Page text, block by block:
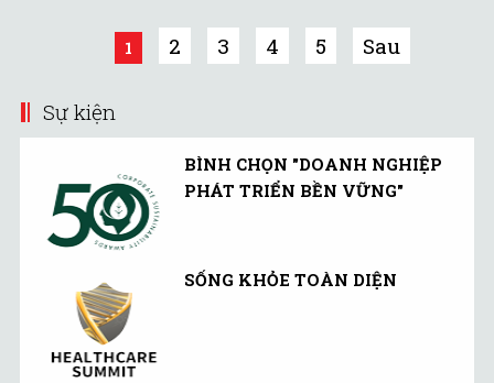
nước về người Việt Nam ở
nước ngoài - Bộ Ngoại
1 2 3 4 5 Sau
Sự kiện
BÌNH CHỌN "DOANH NGHIỆP
PHÁT TRIỂN BỀN VỮNG"
SỐNG KHỎE TOÀN DIỆN